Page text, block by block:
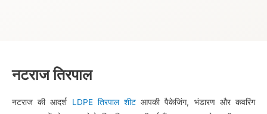
नटराज तिरपाल
नटराज की आदर्श LDPE तिरपाल शीट आपकी पैकेजिंग, भंडारण और कवरिंग